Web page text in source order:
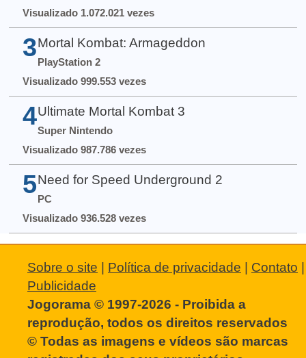
Visualizado 1.072.021 vezes
3 Mortal Kombat: Armageddon
PlayStation 2
Visualizado 999.553 vezes
4 Ultimate Mortal Kombat 3
Super Nintendo
Visualizado 987.786 vezes
5 Need for Speed Underground 2
PC
Visualizado 936.528 vezes
Sobre o site Política de privacidade Contato
Publicidade
Jogorama © 1997-2026 - Proibida a
reprodução, todos os direitos reservados
© Todas as imagens e vídeos são marcas